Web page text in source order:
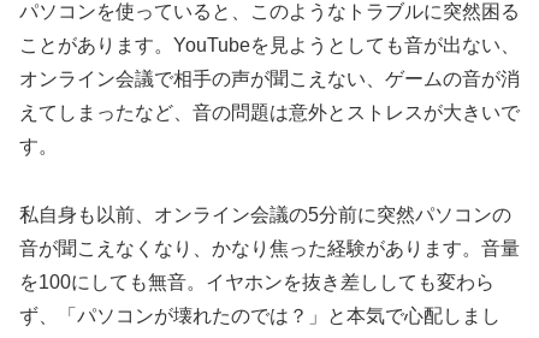
パソコンを使っていると、このようなトラブルに突然困る
ことがあります。YouTubeを見ようとしても音が出ない、
オンライン会議で相手の声が聞こえない、ゲームの音が消
えてしまったなど、音の問題は意外とストレスが大きいで
す。
私自身も以前、オンライン会議の5分前に突然パソコンの
音が聞こえなくなり、かなり焦った経験があります。音量
を100にしても無音。イヤホンを抜き差ししても変わら
ず、「パソコンが壊れたのでは？」と本気で心配しまし